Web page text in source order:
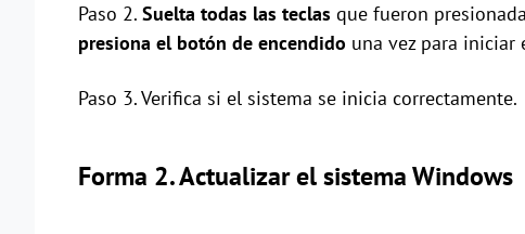
Paso 2. Suelta todas las teclas que fueron
presiona el botón de encendido una vez para iniciar
Paso 3. Verifica si el sistema se inicia correctamente.
Forma 2. Actualizar el sistema Windows